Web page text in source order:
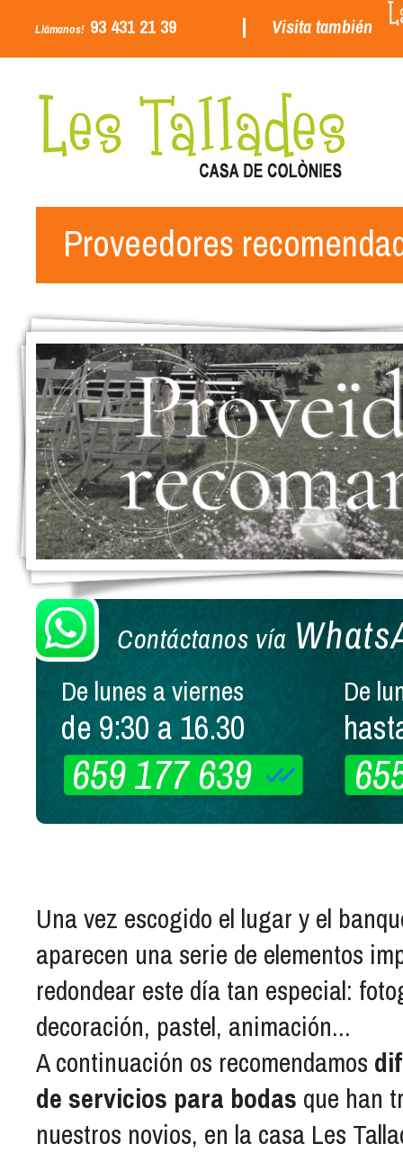
Llámanos! 93 431 21 39 Visita también
Proveedores
Contáctanos vía
De lunes a viernes
de 9:30 a 16.30
659 177 639
De
Una vez escogido el lugar y el
aparecen una serie de elementos
redondear este día tan especial:
decoración, pastel, animación...
A continuación os recomendamos
de servicios para bodas que han
nuestros novios, en la casa Les